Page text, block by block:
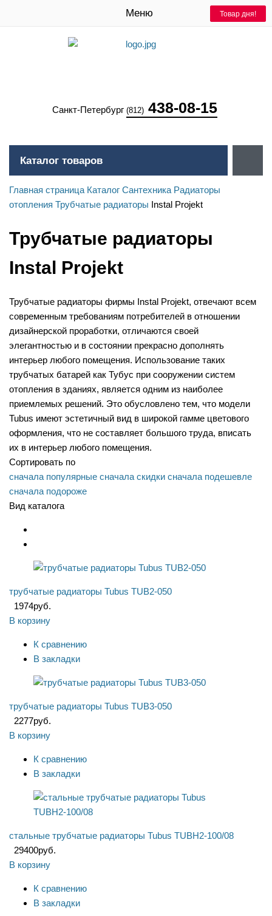
Меню
Санкт-Петербург (812) 438-08-15
Каталог товаров
Главная страница Каталог Сантехника Радиаторы
отопления Трубчатые радиаторы Instal Projekt
Трубчатые радиаторы
Instal Projekt
Трубчатые радиаторы фирмы Instal Projekt, отвечают всем
современным требованиям потребителей в отношении
дизайнерской проработки, отличаются своей
элегантностью и в состоянии прекрасно дополнять
интерьер любого помещения. Использование таких
трубчатых батарей как Тубус при сооружении систем
отопления в зданиях, является одним из наиболее
приемлемых решений. Это обусловлено тем, что модели
Tubus имеют эстетичный вид в широкой гамме цветового
оформления, что не составляет большого труда, вписать
их в интерьер любого помещения.
Сортировать по
сначала популярные сначала скидки сначала подешевле
сначала подороже
Вид каталога
Товар дня!
трубчатые радиаторы Tubus TUB2-050
1974руб.
В корзину
К сравнению
В закладки
Товар дня!
трубчатые радиаторы Tubus TUB3-050
2277руб.
В корзину
К сравнению
В закладки
стальные трубчатые радиаторы Tubus TUBH2-100/08
29400руб.
В корзину
К сравнению
В закладки